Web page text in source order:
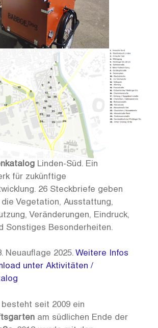
Linden-Süd. Ein
für zukünftige
26 Steckbriefe geben
Vegetation, Ausstattung,
Veränderungen, Eindruck,
Sonstiges Besonderheiten.
Neuauflage 2025. Weitere Infos
unter Aktivitäten /
besteht seit 2009 ein
am südlichen Ende der